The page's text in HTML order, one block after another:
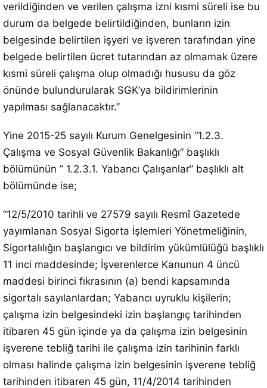
verildiğinden ve verilen çalışma izni kısmi süreli ise bu
durum da belgede belirtildiğinden, bunların izin
belgesinde belirtilen işyeri ve işveren tarafından yine
belgede belirtilen ücret tutarından az olmamak üzere
kısmi süreli çalışma olup olmadığı hususu da göz
önünde bulundurularak SGK’ya bildirimlerinin
yapılması sağlanacaktır.”
Yine 2015-25 sayılı Kurum Genelgesinin “1.2.3.
Çalışma ve Sosyal Güvenlik Bakanlığı” başlıklı
bölümünün ” 1.2.3.1. Yabancı Çalışanlar” başlıklı alt
bölümünde ise;
“12/5/2010 tarihli ve 27579 sayılı Resmî Gazetede
yayımlanan Sosyal Sigorta İşlemleri Yönetmeliğinin,
Sigortalılığın başlangıcı ve bildirim yükümlülüğü başlıklı
11 inci maddesinde; İşverenlerce Kanunun 4 üncü
maddesi birinci fıkrasının (a) bendi kapsamında
sigortalı sayılanlardan; Yabancı uyruklu kişilerin;
çalışma izin belgesindeki izin başlangıç tarihinden
itibaren 45 gün içinde ya da çalışma izin belgesinin
işverene tebliğ tarihi ile çalışma izin tarihinin farklı
olması halinde çalışma izin belgesinin işverene tebliğ
tarihinden itibaren 45 gün, 11/4/2014 tarihinden